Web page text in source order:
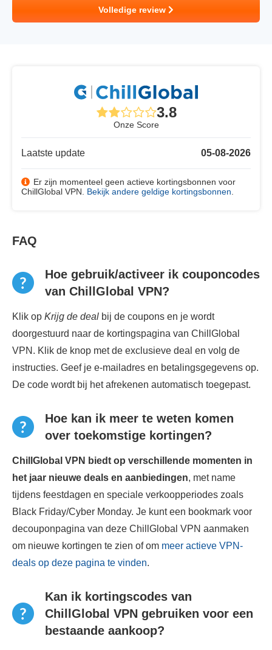
Volledige review
3.8
Onze Score
Laatste update 05-08-2026
Er zijn momenteel geen actieve kortingsbonnen voor
ChillGlobal VPN. Bekijk andere geldige kortingsbonnen
FAQ
Hoe gebruik/activeer ik couponcodes
van ChillGlobal VPN?
Klik op Krijg de deal bij de coupons en je wordt
doorgestuurd naar de kortingspagina van ChillGlobal
VPN. Klik de knop met de exclusieve deal en volg de
instructies. Geef je e-mailadres en betalingsgegevens op.
De code wordt bij het afrekenen automatisch toegepast.
Hoe kan ik meer te weten komen
over toekomstige kortingen?
ChillGlobal VPN biedt op verschillende momenten in
het jaar nieuwe deals en aanbiedingen, met name
tijdens feestdagen en speciale verkoopperiodes zoals
Black Friday/Cyber ​​Monday. Je kunt een bookmark voor
decouponpagina van deze ChillGlobal VPN aanmaken
om nieuwe kortingen te zien of om meer actieve VPN-
deals op deze pagina te vinden.
Kan ik kortingscodes van
ChillGlobal VPN gebruiken voor een
bestaande aankoop?